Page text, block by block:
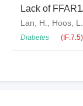
Lack of
high-fat diet-
Lan, H., Hoos,
Abbondanzo,
Diabetes (IF:7.5)